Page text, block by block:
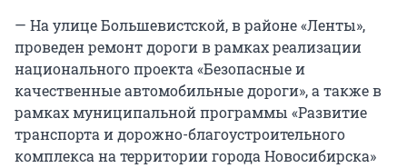
— На улице Большевистской, в районе «Ленты»,
проведен ремонт дороги в рамках реализации
национального проекта «Безопасные и
качественные автомобильные дороги», а также в
рамках муниципальной программы «Развитие
транспорта и дорожно-благоустроительного
комплекса на территории города Новосибирска»